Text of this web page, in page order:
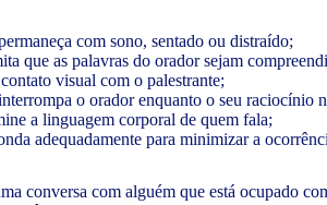
com sono, sentado ou distraído;
que as palavras do orador sejam
visual com o palestrante;
o orador enquanto o seu raciocínio
a linguagem corporal de quem fala;
adequadamente para minimizar a
conversa com alguém que está ocupado